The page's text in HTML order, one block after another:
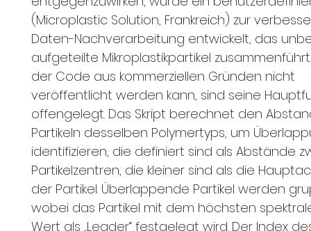
(Microplastic Solution, Frankreich) zur
Daten-Nachverarbeitung entwickelt, das
aufgeteilte Mikroplastikpartikel
der Code aus kommerziellen Gründen nicht
veröffentlicht werden kann, sind seine
offengelegt. Das Skript berechnet den
Partikeln desselben Polymertyps, um
identifizieren, die definiert sind als Abstände
Partikelzentren, die kleiner sind als die
der Partikel. Überlappende Partikel werden
wobei das Partikel mit dem höchsten
Wert als „Leader“ festgelegt wird. Der Index